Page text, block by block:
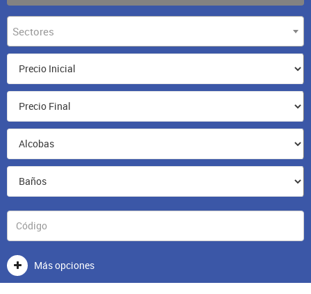
Sectores
Más opciones